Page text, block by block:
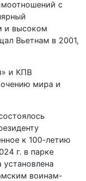
с
и высоком
Вьетнам в 2001,
и КПВ
мира и
к 100-летию
г. в парке
воинам-